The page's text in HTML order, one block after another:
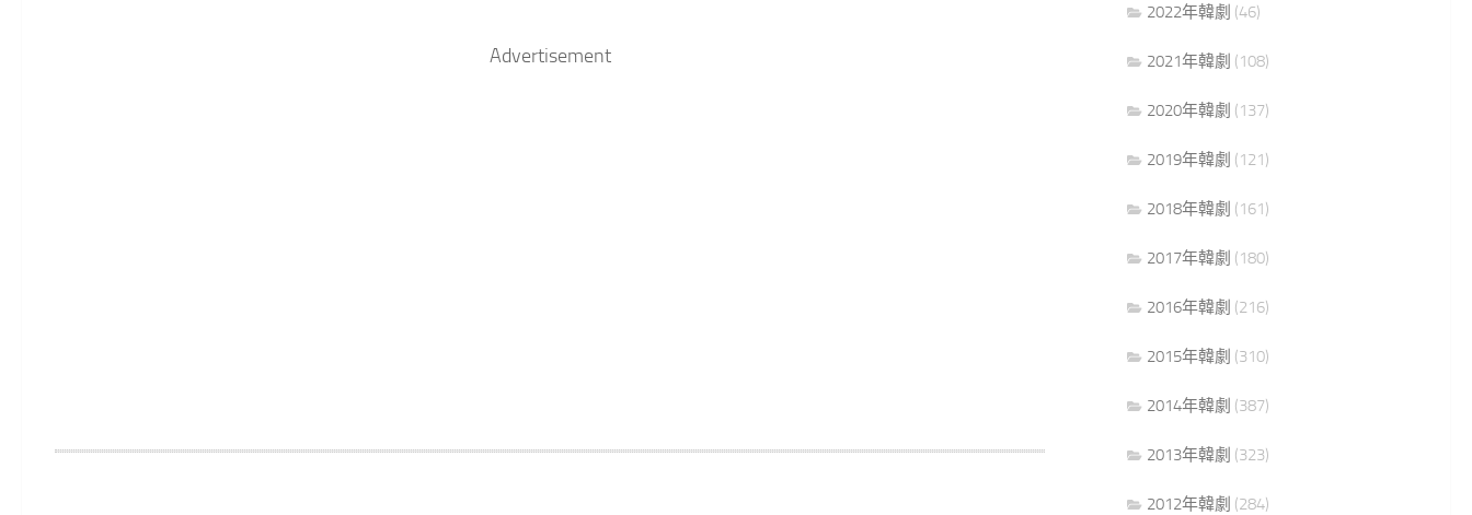
Advertisement
2022年韓劇 (46)
2021年韓劇 (108)
2020年韓劇 (137)
2019年韓劇 (121)
2018年韓劇 (161)
2017年韓劇 (180)
2016年韓劇 (216)
2015年韓劇 (310)
2014年韓劇 (387)
2013年韓劇 (323)
2012年韓劇 (284)